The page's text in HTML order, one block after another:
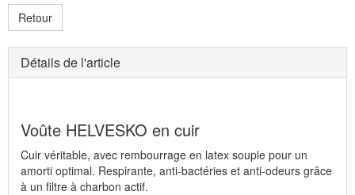
Retour
Détails de l'article
Voûte HELVESKO en cuir
Cuir véritable, avec rembourrage en latex souple pour un
amorti optimal. Respirante, anti-bactéries et anti-odeurs grâce
à un filtre à charbon actif.